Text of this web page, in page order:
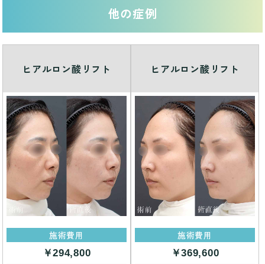
他の症例
ヒアルロン酸リフト
施術費用
￥294,800
ヒアルロン酸リフト
施術費用
￥369,600